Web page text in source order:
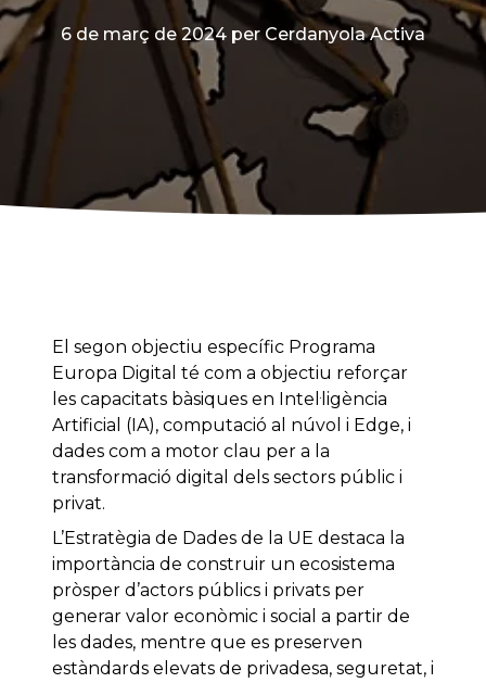
6 de març de 2024 per Cerdanyola Activa
El segon objectiu específic Programa
Europa Digital té com a objectiu reforçar
les capacitats bàsiques en Intel·ligència
Artificial (IA), computació al núvol i Edge, i
dades com a motor clau per a la
transformació digital dels sectors públic i
privat.
L’Estratègia de Dades de la UE destaca la
importància de construir un ecosistema
pròsper d’actors públics i privats per
generar valor econòmic i social a partir de
les dades, mentre que es preserven
estàndards elevats de privadesa, seguretat, i